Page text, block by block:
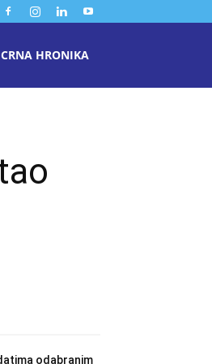
CRNA HRONIKA
odabranim